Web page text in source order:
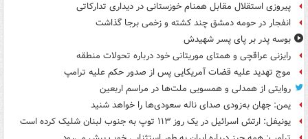
پیروزی استقلال مقابل همنام خوزستانی در دیداری تدارکاتی
انفجار در حومه دمشق چند کشته و زخمی برجا گذاشت
بوسه‌ پدر بر پای پسر شهیدش
رایزنی عراقچی و همتای موریتانی خود درباره تحولات منطقه
موج تهدید علیه قضات آمریکایی پس از صدور حکم علیه ترامپ
روایتی از همدلی و همسویی ملت‌ها در مراسم اربعین
یمن: جهان به‌زودی صدای ناله سعودی‌ها را خواهد شنید
یونیفل: ارتش اسرائیل در یک روز ۱۱۳ توپ به جنوب لبنان شلیک کرده است